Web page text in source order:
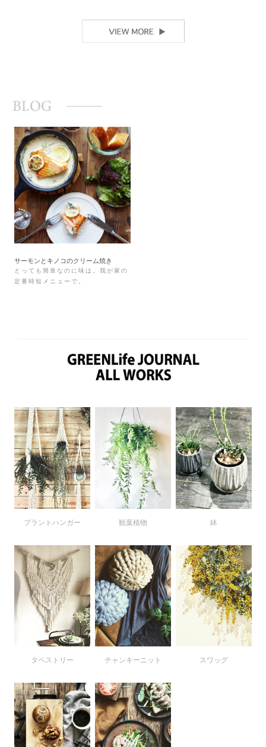
サーモンとキノコのクリーム焼き
とっても簡単なのに味は。我が家の
定番時短メニューで。
プラントハンガー 観葉植物 鉢
タペストリー チャンキーニット スワッグ